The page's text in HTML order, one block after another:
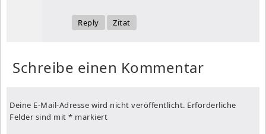
Reply Zitat
Schreibe einen Kommentar
Deine E-Mail-Adresse wird nicht veröffentlicht. Erforderliche
Felder sind mit * markiert